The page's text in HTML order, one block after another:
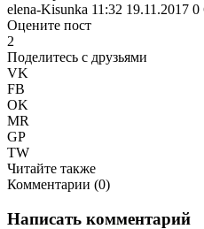
elena-Kisunka 11:32 19.11.2017 0
Оцените пост
2
Поделитесь с друзьями
VK
FB
OK
MR
GP
TW
Читайте также
Комментарии (0)
Написать комментарий